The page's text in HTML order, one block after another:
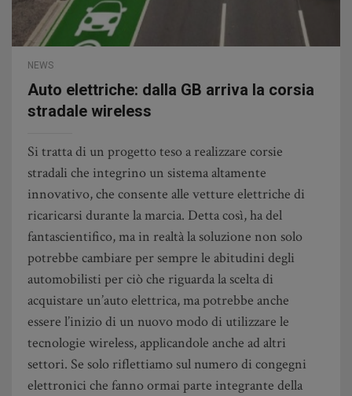
NEWS
Auto elettriche: dalla GB arriva la corsia
stradale wireless
Si tratta di un progetto teso a realizzare corsie
stradali che integrino un sistema altamente
innovativo, che consente alle vetture elettriche di
ricaricarsi durante la marcia. Detta così, ha del
fantascientifico, ma in realtà la soluzione non solo
potrebbe cambiare per sempre le abitudini degli
automobilisti per ciò che riguarda la scelta di
acquistare un’auto elettrica, ma potrebbe anche
essere l’inizio di un nuovo modo di utilizzare le
tecnologie wireless, applicandole anche ad altri
settori. Se solo riflettiamo sul numero di congegni
elettronici che fanno ormai parte integrante della